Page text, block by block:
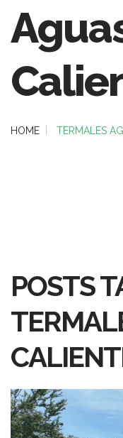
HOME TERMALES
POSTS